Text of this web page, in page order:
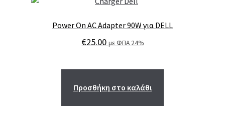
Power On AC Adapter 90W για DELL
€25.00 με ΦΠΑ 24%
Προσθήκη στο καλάθι